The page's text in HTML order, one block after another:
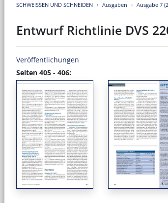
SCHWEISSEN UND SCHNEIDEN Ausgaben Ausgabe 7
Entwurf Richtlinie DVS
Veröffentlichungen
Seiten 405 - 406: